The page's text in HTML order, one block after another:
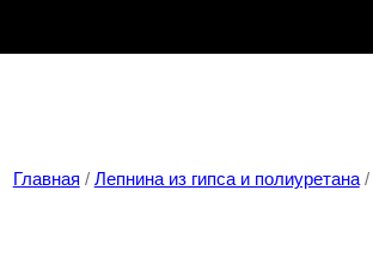
Главная / Лепнина из гипса и полиуретана/